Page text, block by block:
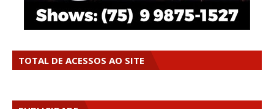
TOTAL DE ACESSOS AO SITE